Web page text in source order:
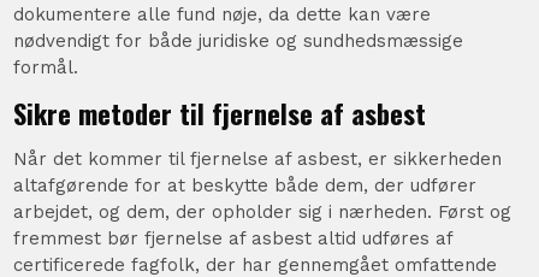
dokumentere alle fund nøje, da dette kan være
nødvendigt for både juridiske og sundhedsmæssige
formål.
Sikre metoder til fjernelse af asbest
Når det kommer til fjernelse af asbest, er sikkerheden
altafgørende for at beskytte både dem, der udfører
arbejdet, og dem, der opholder sig i nærheden. Først og
fremmest bør fjernelse af asbest altid udføres af
certificerede fagfolk, der har gennemgået omfattende